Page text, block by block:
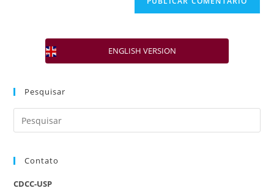
ENGLISH VERSION
Pesquisar
Contato
CDCC-USP